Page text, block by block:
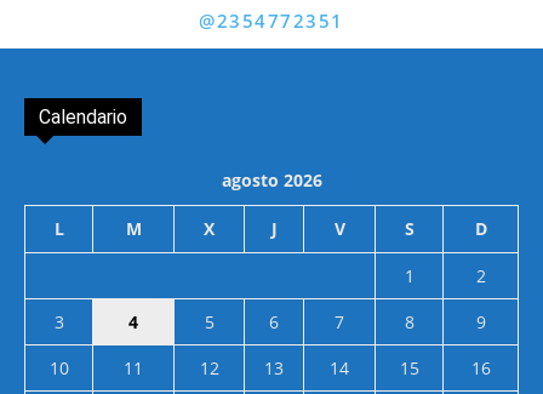
@2354772351
Calendario
agosto 2026
L M X J V S D
1
2
3
4 5 6 7 8
9
10
11 12 13 14 15
16